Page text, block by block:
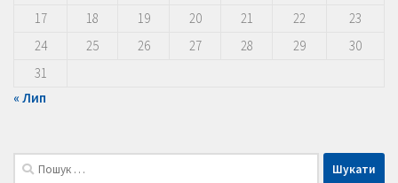
17
18 19 20 21 22
23
24
25 26 27 28 29
30
31
« Лип
Пошук: